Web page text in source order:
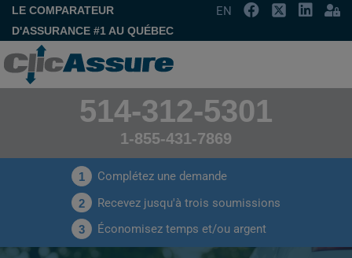
LE COMPARATEUR
D'ASSURANCE #1 AU QUÉBEC
EN
514-312-5301
1-855-431-7869
1 Complétez une demande
2 Recevez jusqu'à trois soumissions
3 Économisez temps et/ou argent